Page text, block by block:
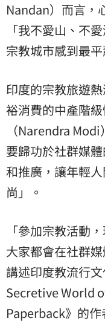
Nandan）而言，
「我不愛山、不
宗教城市感到最平
印度的宗教旅遊
裕消費的中產階
（Narendra
要歸功於社群媒
和推廣，讓年輕
尚」。
「參加宗教活動
大家都會在社群
講述印度教流行
Secretive World
Paperback》的